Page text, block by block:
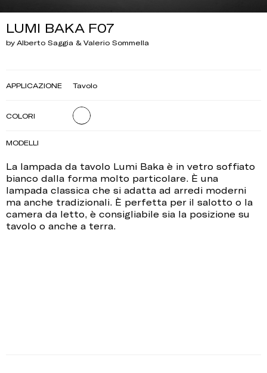
LUMI BAKA F07
by Alberto Saggia & Valerio Sommella
La lampada da tavolo Lumi Baka è in vetro soffiato
bianco dalla forma molto particolare. È una
lampada classica che si adatta ad arredi moderni
ma anche tradizionali. È perfetta per il salotto o la
camera da letto, è consigliabile sia la posizione su
tavolo o anche a terra.
APPLICAZIONE Tavolo
COLORI
MODELLI